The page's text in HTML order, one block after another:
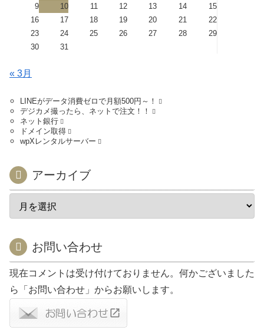
9
10 11 12 13 14
15
16
17 18 19 20 21
22
23
24 25 26 27 28
29
30
31
« 3月
LINEがデータ消費ゼロで月額500円～！
デジカメ撮ったら、ネットで注文！！
ネット銀行
ドメイン取得
wpXレンタルサーバー
アーカイブ
お問い合わせ
現在コメントは受け付けておりません。何かございました
ら「お問い合わせ」からお願いします。